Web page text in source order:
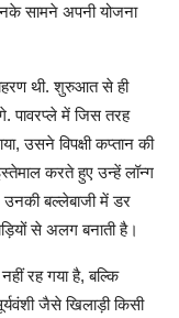
सामने अपनी योजना
थी. शुरुआत से ही
पावरप्ले में जिस तरह
उसने विपक्षी कप्तान की
करते हुए उन्हें लॉन्ग
बल्लेबाजी में डर
से अलग बनाती है।
रह गया है, बल्कि
जैसे खिलाड़ी किसी